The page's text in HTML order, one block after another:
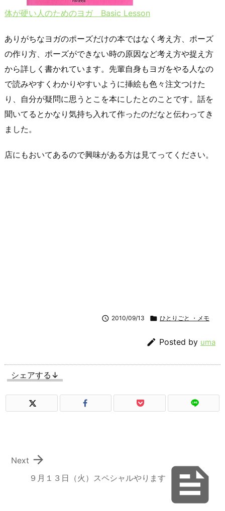
体が硬い人のためのヨガ Basic Lesson
ありがちなヨガのポーズだけの本ではなく考え方、ポーズ
の作り方、ポーズができない時の原因など考え方や捉え方
から詳しく書かれています。先輩自身もヨガをやる人なの
で読みやすくわかりやすいように挿絵も色々注文つけた
り、自分が疑問に思うとこを本にしたとのことです。話を
聞いてるとかなり気持ち入れて作ったのだなと伝わってき
ました。
店にもおいてあるので興味がある方は見てってください。
 2010/09/13  ひとりごと ・メモ
 Posted by uma
シェアする↓

９月１３日（火）スペシャルやります

Next